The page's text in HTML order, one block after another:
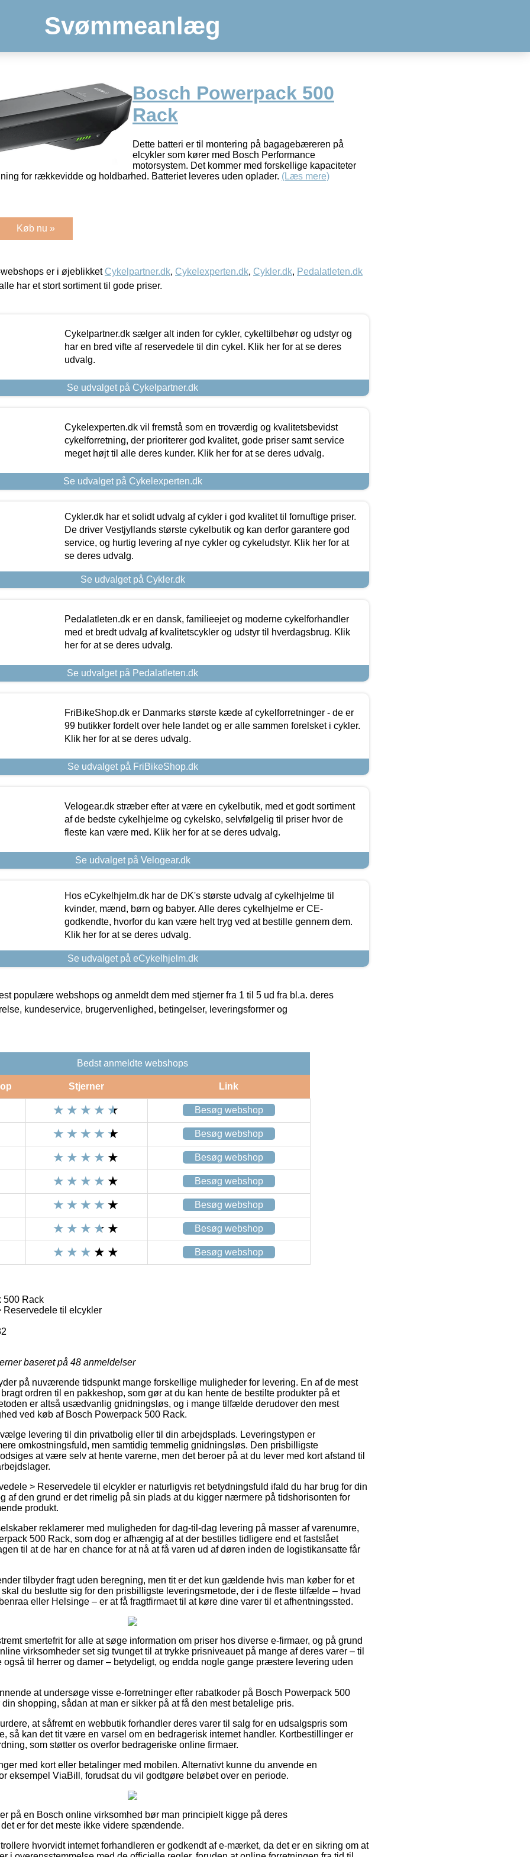
Svømmeanlæg
Bosch Powerpack 500
Rack
Dette batteri er til montering på bagagebæreren på
elcykler som kører med Bosch Performance
motorsystem. Det kommer med forskellige kapaciteter
for rækkevidde og holdbarhed. Batteriet leveres uden oplader. (Læs mere)
Køb nu »
er i øjeblikket Cykelpartner.dk, Cykelexperten.dk, Cykler.dk, Pedalatleten.dk
har et stort sortiment til gode priser.
Cykelpartner.dk sælger alt inden for cykler, cykeltilbehør og udstyr og
har en bred vifte af reservedele til din cykel. Klik her for at se deres
udvalg.
Se udvalget på Cykelpartner.dk
Cykelexperten.dk vil fremstå som en troværdig og kvalitetsbevidst
cykelforretning, der prioriterer god kvalitet, gode priser samt service
meget højt til alle deres kunder. Klik her for at se deres udvalg.
Se udvalget på Cykelexperten.dk
Cykler.dk har et solidt udvalg af cykler i god kvalitet til fornuftige priser.
De driver Vestjyllands største cykelbutik og kan derfor garantere god
service, og hurtig levering af nye cykler og cykeludstyr. Klik her for at
se deres udvalg.
Se udvalget på Cykler.dk
Pedalatleten.dk er en dansk, familieejet og moderne cykelforhandler
med et bredt udvalg af kvalitetscykler og udstyr til hverdagsbrug. Klik
her for at se deres udvalg.
Se udvalget på Pedalatleten.dk
FriBikeShop.dk er Danmarks største kæde af cykelforretninger - de er
99 butikker fordelt over hele landet og er alle sammen forelsket i cykler.
Klik her for at se deres udvalg.
Se udvalget på FriBikeShop.dk
Velogear.dk stræber efter at være en cykelbutik, med et godt sortiment
af de bedste cykelhjelme og cykelsko, selvfølgelig til priser hvor de
fleste kan være med. Klik her for at se deres udvalg.
Se udvalget på Velogear.dk
Hos eCykelhjelm.dk har de DK's største udvalg af cykelhjelme til
kvinder, mænd, børn og babyer. Alle deres cykelhjelme er CE-
godkendte, hvorfor du kan være helt tryg ved at bestille gennem dem.
Klik her for at se deres udvalg.
Se udvalget på eCykelhjelm.dk
populære webshops og anmeldt dem med stjerner fra 1 til 5 ud fra bl.a. deres
kundeservice, brugervenlighed, betingelser, leveringsformer og
Bedst anmeldte webshops
Stjerner Link
Besøg webshop
Besøg webshop
Besøg webshop
Besøg webshop
Besøg webshop
Besøg webshop
Besøg webshop
500 Rack
til elcykler
baseret på 48 anmeldelser
på nuværende tidspunkt mange forskellige muligheder for levering. En af de mest
ordren til en pakkeshop, som gør at du kan hente de bestilte produkter på et
er altså usædvanlig gnidningsløs, og i mange tilfælde derudover den mest
ved køb af Bosch Powerpack 500 Rack.
levering til din privatbolig eller til din arbejdsplads. Leveringstypen er
omkostningsfuld, men samtidig temmelig gnidningsløs. Den prisbilligste
at være selv at hente varerne, men det beroer på at du lever med kort afstand til
> Reservedele til elcykler er naturligvis ret betydningsfuld ifald du har brug for din
af den grund er det rimelig på sin plads at du kigger nærmere på tidshorisonten for
produkt.
reklamerer med muligheden for dag-til-dag levering på masser af varenumre,
500 Rack, som dog er afhængig af at der bestilles tidligere end et fastslået
til at de har en chance for at nå at få varen ud af døren inden de logistikansatte får
tilbyder fragt uden beregning, men tit er det kun gældende hvis man køber for et
du beslutte sig for den prisbilligste leveringsmetode, der i de fleste tilfælde – hvad
eller Helsinge – er at få fragtfirmaet til at køre dine varer til et afhentningssted.
smertefrit for alle at søge information om priser hos diverse e-firmaer, og på grund
virksomheder set sig tvunget til at trykke prisniveauet på mange af deres varer – til
også til herrer og damer – betydeligt, og endda nogle gange præstere levering uden
at undersøge visse e-forretninger efter rabatkoder på Bosch Powerpack 500
shopping, sådan at man er sikker på at få den mest betalelige pris.
at såfremt en webbutik forhandler deres varer til salg for en udsalgspris som
så kan det tit være en varsel om en bedragerisk internet handler. Kortbestillinger er
som støtter os overfor bedrageriske online firmaer.
med kort eller betalinger med mobilen. Alternativt kunne du anvende en
eksempel ViaBill, forudsat du vil godtgøre beløbet over en periode.
på en Bosch online virksomhed bør man principielt kigge på deres
er for det meste ikke videre spændende.
hvorvidt internet forhandleren er godkendt af e-mærket, da det er en sikring om at